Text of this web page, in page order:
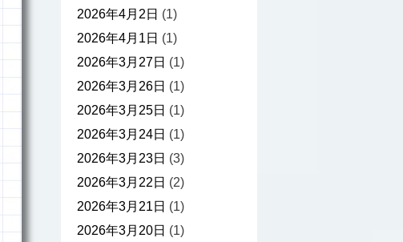
2026年4月2日 (1)
2026年4月1日 (1)
2026年3月27日 (1)
2026年3月26日 (1)
2026年3月25日 (1)
2026年3月24日 (1)
2026年3月23日 (3)
2026年3月22日 (2)
2026年3月21日 (1)
2026年3月20日 (1)